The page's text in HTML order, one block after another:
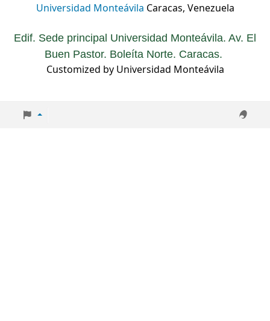
Universidad Monteávila Caracas, Venezuela
Edif. Sede principal Universidad Monteávila. Av. El
Buen Pastor. Boleíta Norte. Caracas.
Customized by Universidad Monteávila